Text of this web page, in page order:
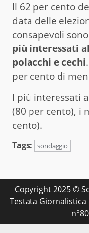
Il 62 per cento
data delle
consapevoli
più interessati
polacchi e cechi
per cento di
I più interessati
(80 per cento), i
cento).
Tags: sondaggio
Copyright 2025 ©
Testata